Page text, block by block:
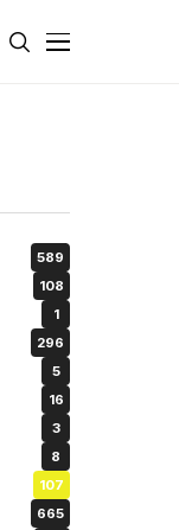
589
108
1
296
5
16
3
8
107
665